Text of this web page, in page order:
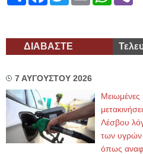
ΔΙΑΒΑΣΤΕ
7 ΑΥΓΟΥΣΤΟΥ 2026
Μειωμένες
Λέσβου
των υγρών
όπως